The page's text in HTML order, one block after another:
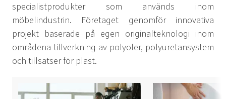
specialistprodukter som används inom
möbelindustrin. Företaget genomför innovativa
projekt baserade på egen originalteknologi inom
områdena tillverkning av polyoler, polyuretansystem
och tillsatser för plast.